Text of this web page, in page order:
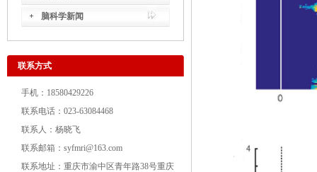
脑科学新闻
联系方式
手机：18580429226
联系电话：023-63084468
联系人：杨晓飞
联系邮箱：syfmri@163.com
联系地址：重庆市渝中区青年路38号重庆